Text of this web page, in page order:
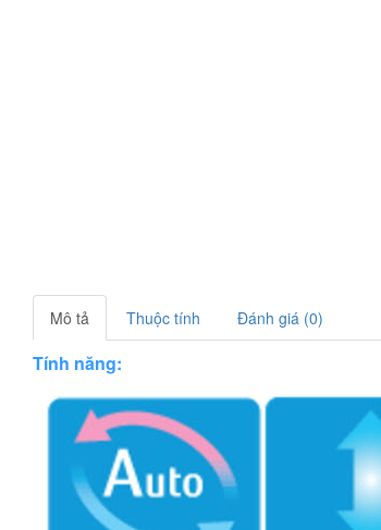
Mô tả Thuộc tính Đánh giá (0)
Tính năng: